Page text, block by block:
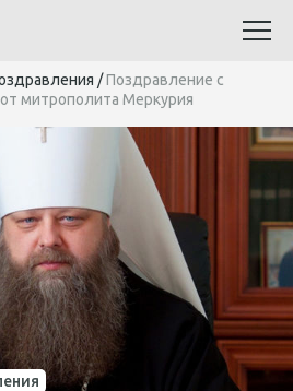
/Поздравление с
митрополита Меркурия